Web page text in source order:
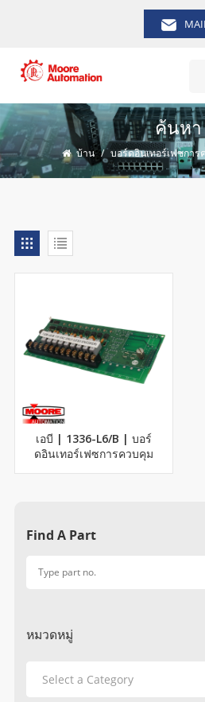
ค้นหา
บ้าน / บอร์ดอินเทอร์เฟซการ
เอบี | 1336-L6/B | บอร์
ดอินเทอร์เฟซการควบคุม
Find A Part
หมวดหมู่